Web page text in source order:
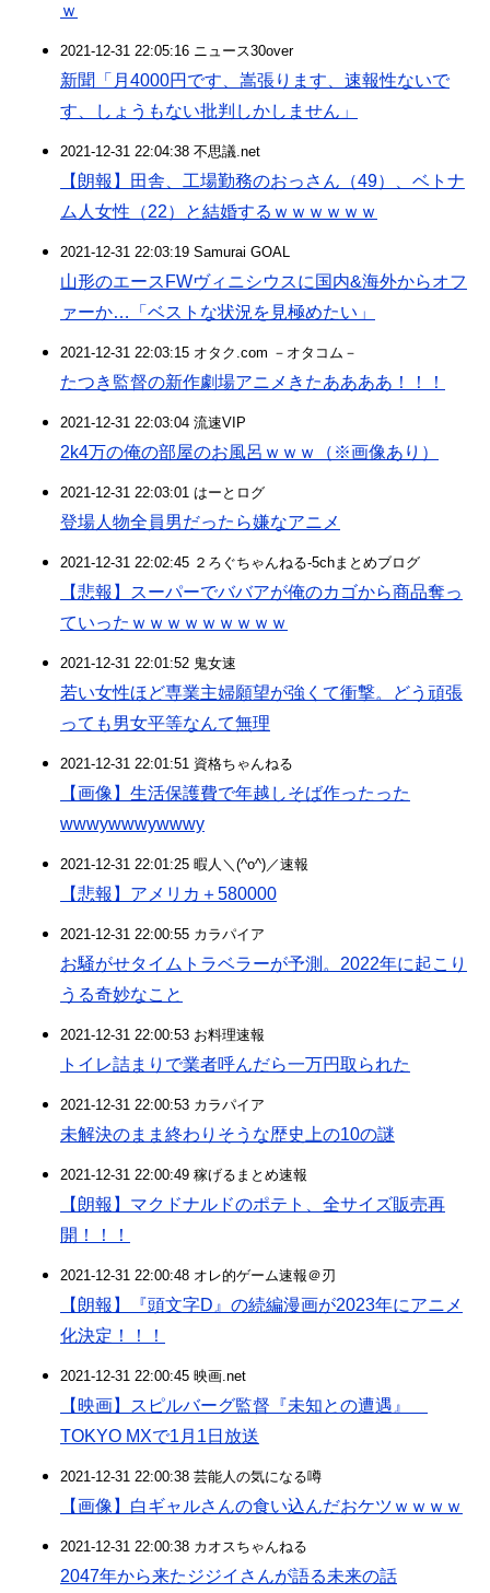
ｗ
2021-12-31 22:05:16 ニュース30over
新聞「月4000円です、嵩張ります、速報性ないで
す、しょうもない批判しかしません」
2021-12-31 22:04:38 不思議.net
【朗報】田舎、工場勤務のおっさん（49）、ベトナ
ム人女性（22）と結婚するｗｗｗｗｗｗ
2021-12-31 22:03:19 Samurai GOAL
山形のエースFWヴィニシウスに国内&海外からオフ
ァーか…「ベストな状況を見極めたい」
2021-12-31 22:03:15 オタク.com －オタコム－
たつき監督の新作劇場アニメきたああああ！！！
2021-12-31 22:03:04 流速VIP
2k4万の俺の部屋のお風呂ｗｗｗ（※画像あり）
2021-12-31 22:03:01 はーとログ
登場人物全員男だったら嫌なアニメ
2021-12-31 22:02:45 ２ろぐちゃんねる-5chまとめブログ
【悲報】スーパーでババアが俺のカゴから商品奪っ
ていったｗｗｗｗｗｗｗｗｗ
2021-12-31 22:01:52 鬼女速
若い女性ほど専業主婦願望が強くて衝撃。どう頑張
っても男女平等なんて無理
2021-12-31 22:01:51 資格ちゃんねる
【画像】生活保護費で年越しそば作ったった
wwwywwwywwwy
2021-12-31 22:01:25 暇人＼(^o^)／速報
【悲報】アメリカ＋580000
2021-12-31 22:00:55 カラパイア
お騒がせタイムトラベラーが予測。2022年に起こり
うる奇妙なこと
2021-12-31 22:00:53 お料理速報
トイレ詰まりで業者呼んだら一万円取られた
2021-12-31 22:00:53 カラパイア
未解決のまま終わりそうな歴史上の10の謎
2021-12-31 22:00:49 稼げるまとめ速報
【朗報】マクドナルドのポテト、全サイズ販売再
開！！！
2021-12-31 22:00:48 オレ的ゲーム速報＠刃
【朗報】『頭文字D』の続編漫画が2023年にアニメ
化決定！！！
2021-12-31 22:00:45 映画.net
【映画】スピルバーグ監督『未知との遭遇』
TOKYO MXで1月1日放送
2021-12-31 22:00:38 芸能人の気になる噂
【画像】白ギャルさんの食い込んだおケツｗｗｗｗ
2021-12-31 22:00:38 カオスちゃんねる
2047年から来たジジイさんが語る未来の話